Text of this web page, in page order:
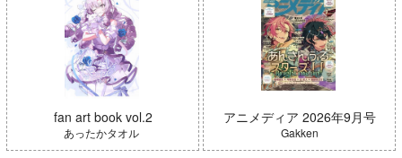
fan art book vol.2
あったかタオル
アニメディア 2026年9月号
Gakken